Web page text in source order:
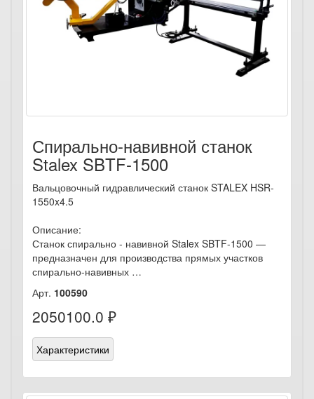
Спирально-навивной станок
Stalex SBTF-1500
Вальцовочный гидравлический станок STALEX HSR-
1550x4.5
Описание:
Станок спирально - навивной Stalex SBTF-1500 —
предназначен для производства прямых участков
спирально-навивных …
Арт. 100590
2050100.0 ₽
Характеристики